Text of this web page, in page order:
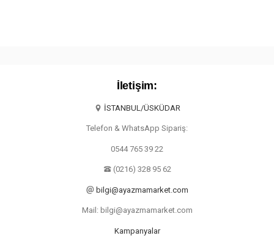
İletişim:
İSTANBUL/ÜSKÜDAR
Telefon & WhatsApp Sipariş:
0544 765 39 22
(0216) 328 95 62
bilgi@ayazmamarket.com
Mail: bilgi@ayazmamarket.com
Kampanyalar